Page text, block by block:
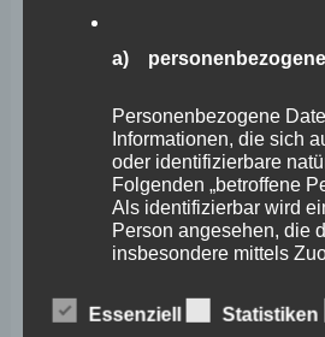
August 2025
Juni 2025
April 2025
März 2025
a)
Personenbezogene
Informationen, die sich
oder identifizierbare
Folgenden „betroffene
Als identifizierbar wird
Person angesehen, die
insbesondere mittels
Kennnummer, zu
Online-Kennung oder
Essenziell Statistiken